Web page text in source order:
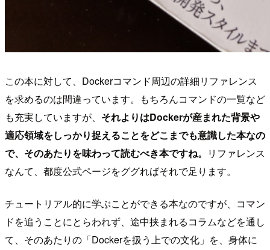
この本に対して、Dockerコマンド周辺の詳細リファレンス
を求めるのは間違っています。もちろんコマンドの一覧など
も充実していますが、 それよりはDockerが産まれた背景や
適応領域をしっかり捉えることをどこまでも意識した本なの
で、そのあたりを味わって読むべき本ですね。 リファレンス
なんて、都度公式ページをググればそれで足ります。
チュートリアル的に学ぶことができる本なのですが、コマン
ドを追うことにとらわれず、途中挟まれるコラムなどを通し
て、そのあたりの「Dockerを扱う上での文化」を、身体に